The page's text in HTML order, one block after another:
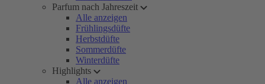
Parfum nach Jahreszeit
Alle anzeigen
Frühlingsdüfte
Herbstdüfte
Sommerdüfte
Winterdüfte
Highlights
Alle anzeigen